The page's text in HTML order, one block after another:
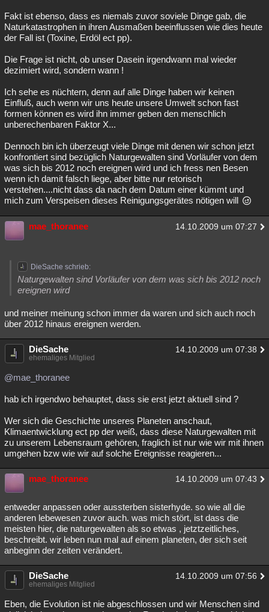
Fakt ist ebenso, dass es niemals zuvor soviele Dinge gab, die
Naturkatastrophen in ihren Ausmaßen beeinflussen wie dies heute
der Fall ist (Toxine, Erdöl ect pp).
Die Frage ist nicht, ob unser Dasein irgendwann mal wieder
dezimiert wird, sondern wann !
Ich sehe es nüchtern, denn auf alle Dinge haben wir keinen
Einfluß, auch wenn wir uns heute unsere Umwelt schon fast
formen können es wird ihn immer geben den menschlich
unberechenbaren Faktor X...
Dennoch bin ich überzeugt viele Dinge mit denen wir schon jetzt
konfrontiert sind bezüglich Naturgewalten sind Vorläufer von dem
was sich bis 2012 noch ereignen wird und ich fress nen Besen
wenn ich damit falsch liege, aber bitte nur retorisch
verstehen....nicht dass da nach dem Datum einer kümmt und
mich zum Verspeisen dieses Reinigungsgerätes nötigen will
mae_thoranee 14.10.2009 um 07:27
DieSache schrieb:
Naturgewalten sind Vorläufer von dem was sich bis 2012 noch
ereignen wird
und meiner meinung schon immer da waren und sich auch noch
über 2012 hinaus ereignen werden.
DieSache 14.10.2009 um 07:38
ehemaliges Mitglied
@mae_thoranee
hab ich irgendwo behauptet, dass sie erst jetzt aktuell sind ?
Wer sich die Geschichte unseres Planeten anschaut,
Klimaentwicklung ect pp der weiß, dass diese Naturgewalten mit
zu unserem Lebensraum gehören, fraglich ist nur wie wir mit ihnen
umgehen bzw wie wir auf solche Ereignisse reagieren...
mae_thoranee 14.10.2009 um 07:43
entweder anpassen oder aussterben sisterhyde. so wie all die
anderen lebewesen zuvor auch. was mich stört, ist dass die
meisten hier, die naturgewalten als so etwas , jetztzeitliches,
beschreibt. wir leben nun mal auf einem planeten, der sich seit
anbeginn der zeiten verändert.
DieSache 14.10.2009 um 07:56
ehemaliges Mitglied
Eben, die Evolution ist nie abgeschlossen und wir Menschen sind